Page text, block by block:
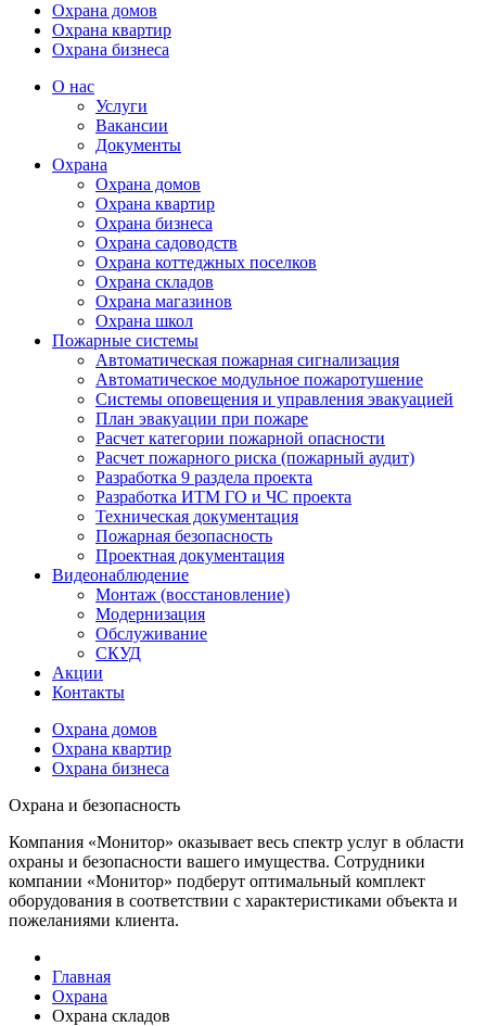
Охрана домов
Охрана квартир
Охрана бизнеса
О нас
Услуги
Вакансии
Документы
Охрана
Охрана домов
Охрана квартир
Охрана бизнеса
Охрана садоводств
Охрана коттеджных поселков
Охрана складов
Охрана магазинов
Охрана школ
Пожарные системы
Автоматическая пожарная сигнализация
Автоматическое модульное пожаротушение
Системы оповещения и управления эвакуацией
План эвакуации при пожаре
Расчет категории пожарной опасности
Расчет пожарного риска (пожарный аудит)
Разработка 9 раздела проекта
Разработка ИТМ ГО и ЧС проекта
Техническая документация
Пожарная безопасность
Проектная документация
Видеонаблюдение
Монтаж (восстановление)
Модернизация
Обслуживание
СКУД
Акции
Контакты
Охрана домов
Охрана квартир
Охрана бизнеса
Охрана и безопасность
Компания «Монитор» оказывает весь спектр услуг в области
охраны и безопасности вашего имущества. Сотрудники
компании «Монитор» подберут оптимальный комплект
оборудования в соответствии с характеристиками объекта и
пожеланиями клиента.
Главная
Охрана
Охрана складов